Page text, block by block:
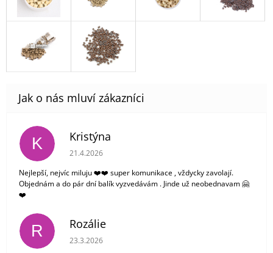
K Kristýna
Hodnocení obchodu je 5 z 5 hvězdiček.
21.4.2026
Nejlepší, nejvíc miluju ❤️❤️ super komunikace , vždycky zavolají.
Objednám a do pár dní balík vyzvedávám . Jinde už neobednavam 🤗
❤️
R Rozálie
Hodnocení obchodu je 3 z 5 hvězdiček.
23.3.2026